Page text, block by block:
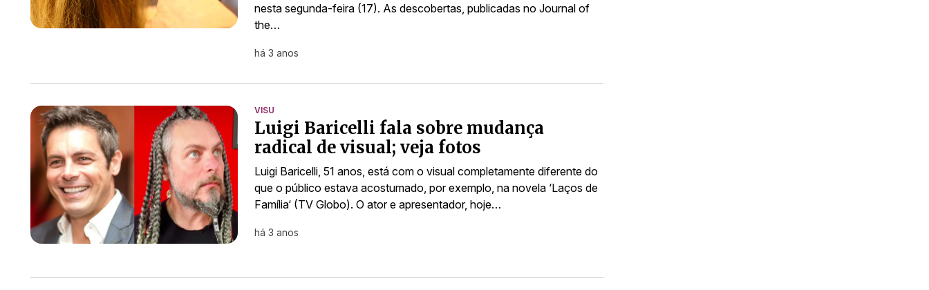
nesta segunda-feira (17). As descobertas, publicadas no Journal of
the…
há 3 anos
VISU
Luigi Baricelli fala sobre mudança
radical de visual; veja fotos
Luigi Baricelli, 51 anos, está com o visual completamente diferente do
que o público estava acostumado, por exemplo, na novela ‘Laços de
Família‘ (TV Globo). O ator e apresentador, hoje…
há 3 anos